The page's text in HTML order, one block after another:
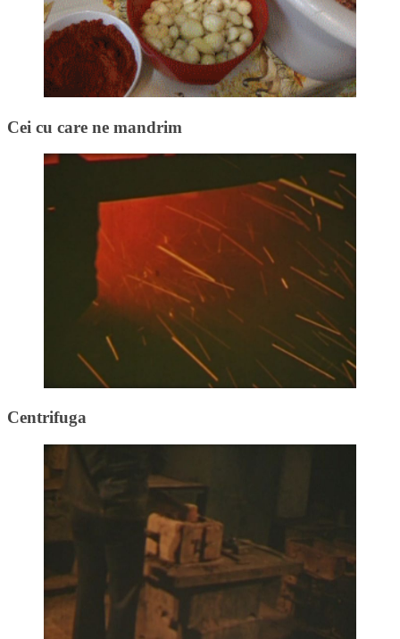
Cei cu care ne mandrim
Centrifuga